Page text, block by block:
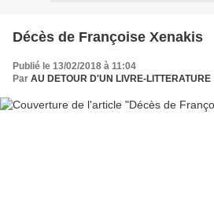
Décès de Françoise Xenakis
Publié le 13/02/2018 à 11:04
Par AU DETOUR D'UN LIVRE-LITTERATURE